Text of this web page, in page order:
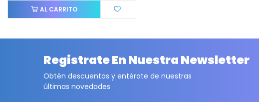
AL CARRITO
Registrate En Nuestra Newsletter
Obtén descuentos y entérate de nuestras
últimas novedades